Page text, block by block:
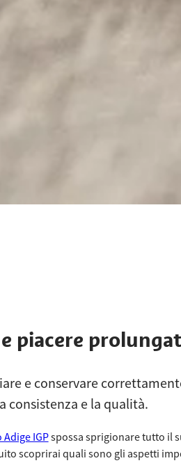
piacere
e conservare
consistenza e la qualità.
IGPspossa sprigionare tutto il
scoprirai quali sono gli aspetti